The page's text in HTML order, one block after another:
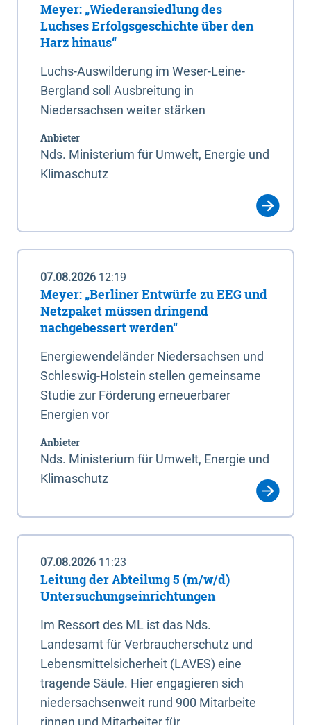
Meyer: „Wiederansiedlung des
Luchses Erfolgsgeschichte über den
Harz hinaus“
Luchs-Auswilderung im Weser-Leine-
Bergland soll Ausbreitung in
Niedersachsen weiter stärken
Anbieter
Nds. Ministerium für Umwelt, Energie und
Klimaschutz
07.08.2026 12:19
Meyer: „Berliner Entwürfe zu EEG und
Netzpaket müssen dringend
nachgebessert werden“
Energiewendeländer Niedersachsen und
Schleswig-Holstein stellen gemeinsame
Studie zur Förderung erneuerbarer
Energien vor
Anbieter
Nds. Ministerium für Umwelt, Energie und
Klimaschutz
07.08.2026 11:23
Leitung der Abteilung 5 (m/w/d)
Untersuchungseinrichtungen
Im Ressort des ML ist das Nds.
Landesamt für Verbraucherschutz und
Lebensmittelsicherheit (LAVES) eine
tragende Säule. Hier engagieren sich
niedersachsenweit rund 900 Mitarbeite